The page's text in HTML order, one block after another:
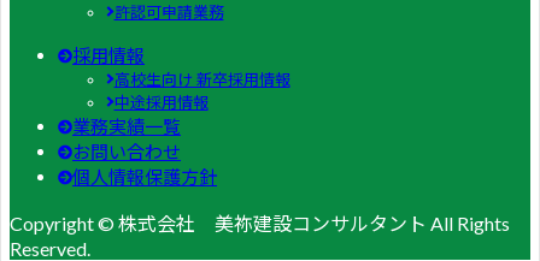
許認可申請業務
採用情報
高校生向け 新卒採用情報
中途採用情報
業務実績一覧
お問い合わせ
個人情報保護方針
Copyright © 株式会社 美祢建設コンサルタント All Rights
Reserved.